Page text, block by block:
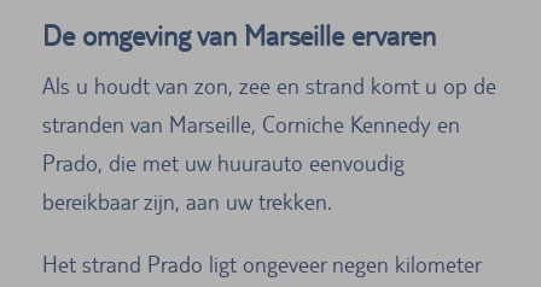
De omgeving van Marseille ervaren
Als u houdt van zon, zee en strand komt u op de
stranden van Marseille, Corniche Kennedy en
Prado, die met uw huurauto eenvoudig
bereikbaar zijn, aan uw trekken.
Het strand Prado ligt ongeveer negen kilometer